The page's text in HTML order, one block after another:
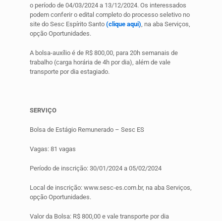
o período de 04/03/2024 a 13/12/2024. Os interessados
podem conferir o edital completo do processo seletivo no
site do Sesc Espírito Santo (clique aqui) , na aba Serviços,
opção Oportunidades.
A bolsa-auxílio é de R$ 800,00, para 20h semanais de
trabalho (carga horária de 4h por dia), além de vale
transporte por dia estagiado.
SERVIÇO
Bolsa de Estágio Remunerado – Sesc ES
Vagas: 81 vagas
Período de inscrição: 30/01/2024 a 05/02/2024
Local de inscrição: www.sesc-es.com.br, na aba Serviços,
opção Oportunidades.
Valor da Bolsa: R$ 800,00 e vale transporte por dia